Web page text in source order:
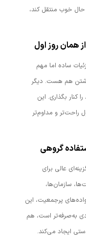
حال خوب منتقل کند،
همان روز اول
ساده اما مهم
هم هست. دیگر
کنار بگذاری. این
راحت‌تر و مداوم‌تر
عالی برای
سازمان‌ها،
پرجمعیت، این
به‌صرفه‌تر است، هم
ایجاد می‌کند.